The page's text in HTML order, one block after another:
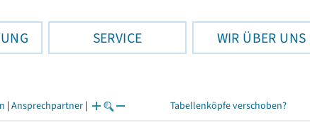
SERVICE WIR ÜBER UNS
| Ansprechpartner | Tabellenköpfe verschoben?